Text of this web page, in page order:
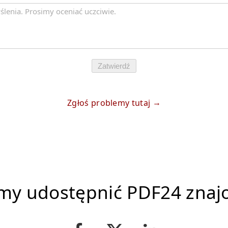
Zatwierdź
Zgłoś problemy tutaj
udostępnić PDF24